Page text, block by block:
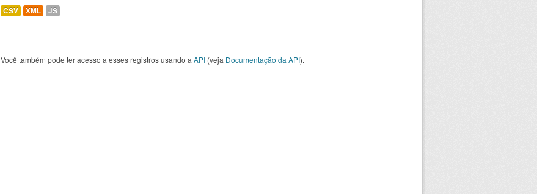
CSV XML JS
Você também pode ter acesso a esses registros usando a API (veja Documentação da API).